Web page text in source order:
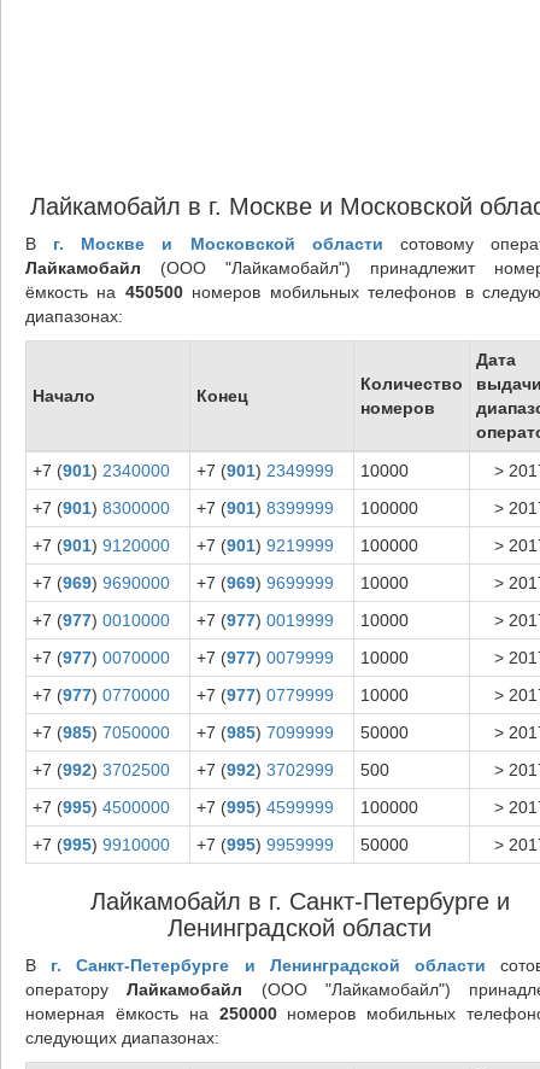
Лайкамобайл в г. Москве и Московской
В г. Москве и Московской области сотовому
Лайкамобайл (ООО "Лайкамобайл") принадлежит
ёмкость на 450500номеров мобильных телефонов в
диапазонах:
Начало Конец
Количество
номеров
Дата
+7 (901) 2340000 +7 (901) 2349999 10000
>
+7 (901) 8300000 +7 (901) 8399999 100000
>
+7 (901) 9120000 +7 (901) 9219999 100000
>
+7 (969) 9690000 +7 (969) 9699999 10000
>
+7 (977) 0010000 +7 (977) 0019999 10000
>
+7 (977) 0070000 +7 (977) 0079999 10000
>
+7 (977) 0770000 +7 (977) 0779999 10000
>
+7 (985) 7050000 +7 (985) 7099999 50000
>
+7 (992) 3702500 +7 (992) 3702999 500
>
+7 (995) 4500000 +7 (995) 4599999 100000
>
+7 (995) 9910000 +7 (995) 9959999 50000 >
Лайкамобайл в г. Санкт-Петербурге и
Ленинградской области
В г. Санкт-Петербурге и Ленинградской области
операторуЛайкамобайл (ООО "Лайкамобайл")
номерная ёмкость на 250000номеров мобильных
следующих диапазонах: